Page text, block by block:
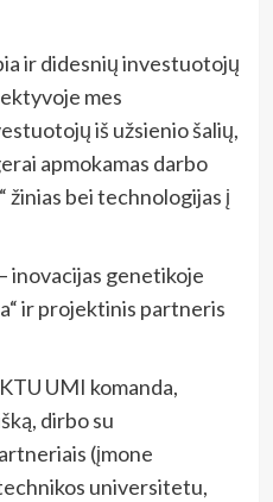
ir didesnių investuotojų
mes
iš užsienio šalių,
apmokamas darbo
žinias bei technologijas į
inovacijas genetikoje
ir projektinis partneris
UMI komanda,
dirbo su
(įmone
universitetu,